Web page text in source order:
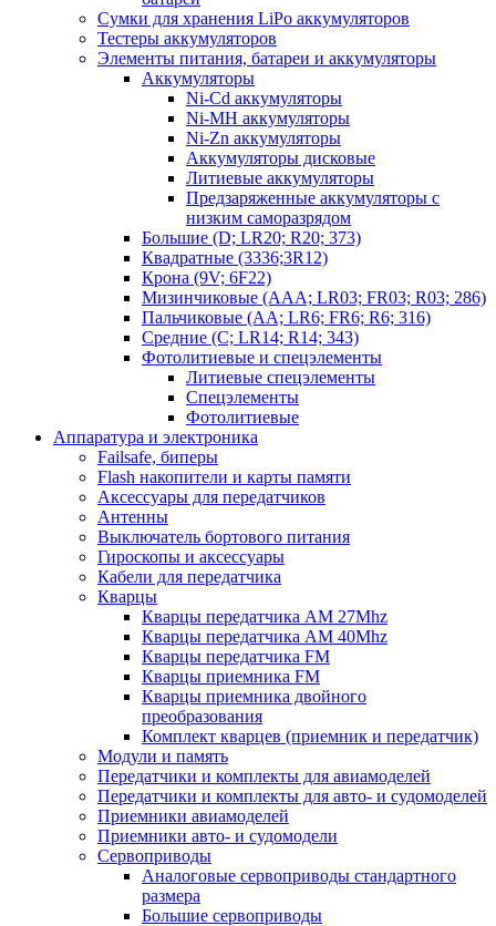
Сумки для хранения LiPo аккумуляторов
Тестеры аккумуляторов
Элементы питания, батареи и аккумуляторы
Аккумуляторы
Ni-Cd аккумуляторы
Ni-MH аккумуляторы
Ni-Zn аккумуляторы
Аккумуляторы дисковые
Литиевые аккумуляторы
Предзаряженные аккумуляторы с
низким саморазрядом
Большие (D; LR20; R20; 373)
Квадратные (3336;3R12)
Крона (9V; 6F22)
Мизинчиковые (AAA; LR03; FR03; R03; 286)
Пальчиковые (AA; LR6; FR6; R6; 316)
Средние (C; LR14; R14; 343)
Фотолитиевые и спецэлементы
Литиевые спецэлементы
Спецэлементы
Фотолитиевые
Аппаратура и электроника
Failsafe, биперы
Flash накопители и карты памяти
Аксессуары для передатчиков
Антенны
Выключатель бортового питания
Гироскопы и аксессуары
Кабели для передатчика
Кварцы
Кварцы передатчика AM 27Mhz
Кварцы передатчика AM 40Mhz
Кварцы передатчика FM
Кварцы приемника FM
Кварцы приемника двойного
преобразования
Комплект кварцев (приемник и передатчик)
Модули и память
Передатчики и комплекты для авиамоделей
Передатчики и комплекты для авто- и судомоделей
Приемники авиамоделей
Приемники авто- и судомодели
Сервоприводы
Аналоговые сервоприводы стандартного
размера
Большие сервоприводы